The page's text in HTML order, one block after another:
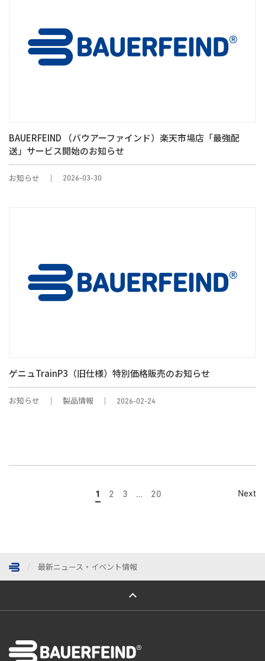
BAUERFEIND （バウアーファインド）楽天市場店「最強配
送」サービス開始のお知らせ
お知らせ 2026-03-30
ゲニュTrainP3（旧仕様）特別価格販売のお知らせ
お知らせ 製品情報 2026-02-24
1 2 3 … 20 Next
最新ニュース・イベント情報
ページトップへ